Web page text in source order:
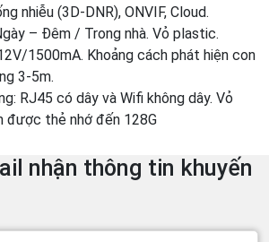
nhiễu (3D-DNR), ONVIF, Cloud.
– Đêm / Trong nhà. Vỏ plastic.
1500mA. Khoảng cách phát hiện con
3-5m.
RJ45 có dây và Wifi không dây. Vỏ
được thẻ nhớ đến 128G
nhận thông tin khuyến